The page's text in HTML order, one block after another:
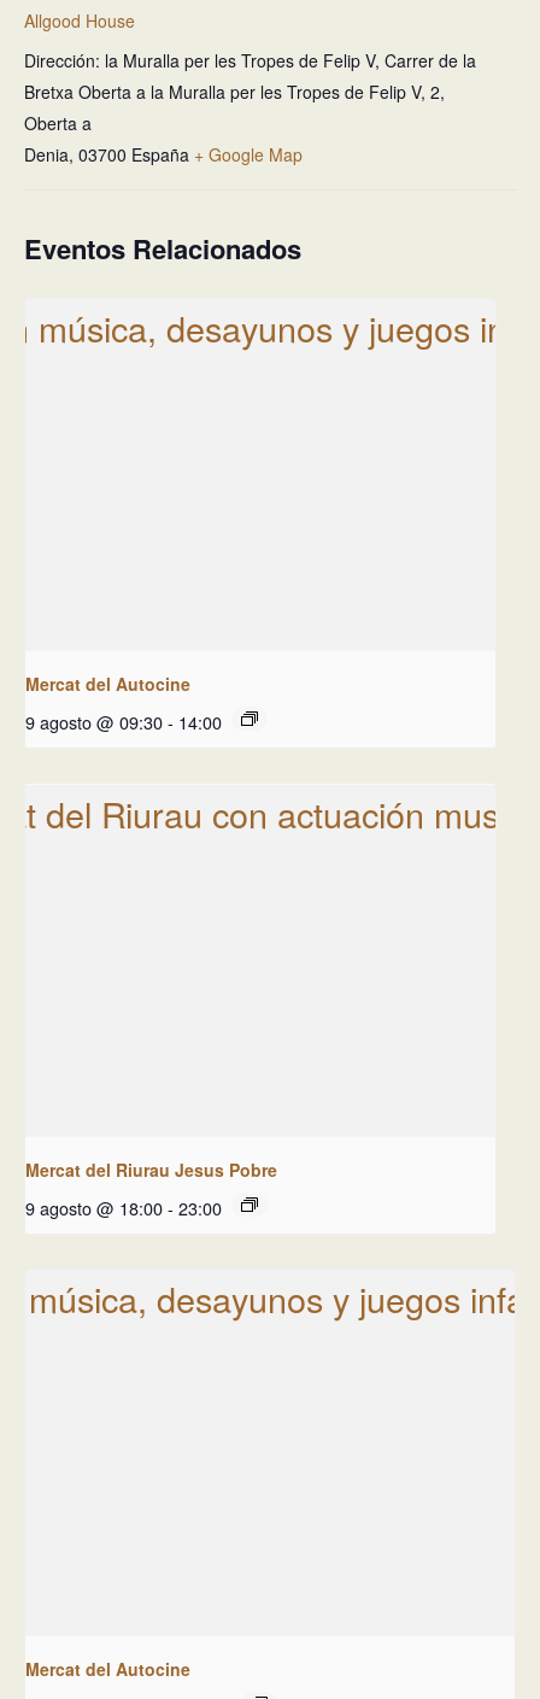
Allgood House
Dirección: la Muralla per les Tropes de Felip V, Carrer de la
Bretxa Oberta a la Muralla per les Tropes de Felip V, 2,
Oberta a
Denia, 03700 España + Google Map
Eventos Relacionados
Mercat del Autocine
9 agosto @ 09:30- 14:00
Mercat del Riurau Jesus Pobre
9 agosto @ 18:00- 23:00
Mercat del Autocine